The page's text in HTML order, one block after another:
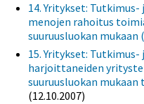
14. Yritykset:
menojen rahoitus
suuruusluokan mukaan
15. Yritykset:
harjoittaneiden
suuruusluokan
(12.10.2007)